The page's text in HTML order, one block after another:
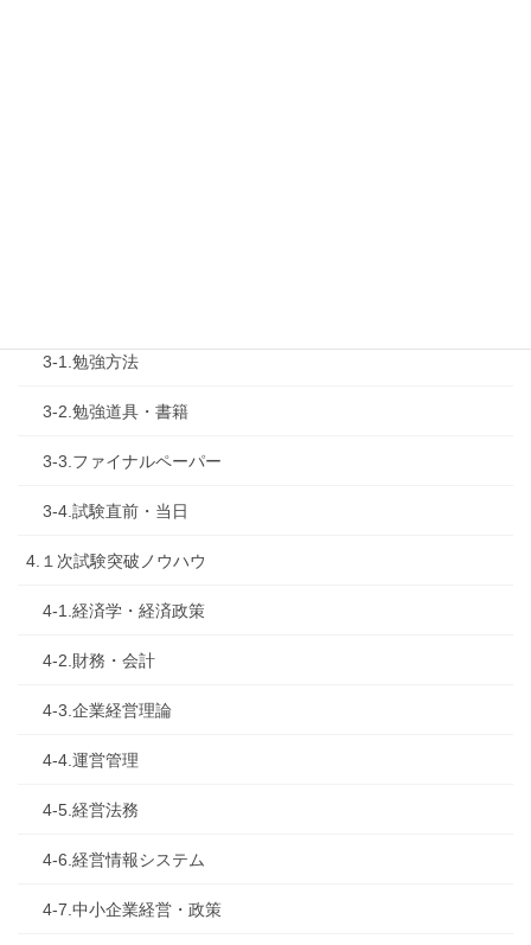
3-1.勉強方法
3-2.勉強道具・書籍
3-3.ファイナルペーパー
3-4.試験直前・当日
4.１次試験突破ノウハウ
4-1.経済学・経済政策
4-2.財務・会計
4-3.企業経営理論
4-4.運営管理
4-5.経営法務
4-6.経営情報システム
4-7.中小企業経営・政策